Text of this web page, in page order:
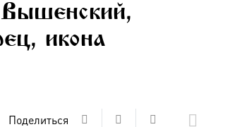
икона
Поделиться